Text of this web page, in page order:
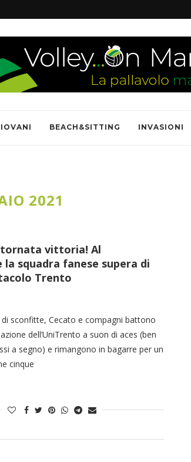
BEACH&SITTING INVASIONI
2021
vittoria! Al
la squadra fanese supera di
Trento
sconfitte, Cecato e compagni battono
dell’UniTrento a suon di aces (ben
a segno) e rimangono in bagarre per un
cinque